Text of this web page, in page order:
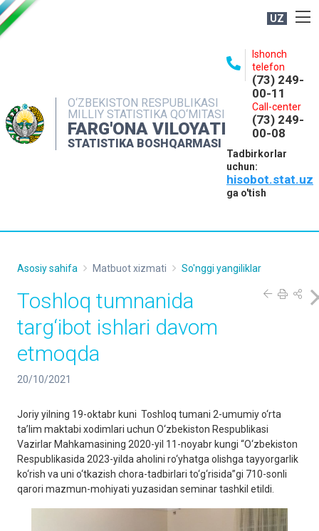
UZ
O‘ZBEKISTON RESPUBLIKASI
MILLIY STATISTIKA QO‘MITASI
FARG'ONA VILOYATI
STATISTIKA BOSHQARMASI
Ishonch
telefon
(73) 249-
00-11
Call-center
(73) 249-
00-08
Tadbirkorlar
uchun:
hisobot.stat.uz
ga o'tish
NASHRLAR
INTERAKTIV XIZMATLAR
MATBUOT XIZMATI
Asosiy sahifa Matbuot xizmati So'nggi yangiliklar
Toshloq tumnanida
targ‘ibot ishlari davom
etmoqda
20/10/2021
Joriy yilning 19-oktabr kuni Toshloq tumani 2-umumiy o‘rta
ta’lim maktabi xodimlari uchun O‘zbekiston Respublikasi
Vazirlar Mahkamasining 2020-yil 11-noyabr kungi “O‘zbekiston
Respublikasida 2023-yilda aholini ro‘yhatga olishga tayyorgarlik
ko‘rish va uni o‘tkazish chora-tadbirlari to‘g‘risida”gi 710-sonli
qarori mazmun-mohiyati yuzasidan seminar tashkil etildi.